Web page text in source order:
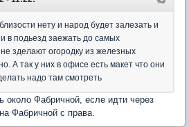
нету и народ будет залезать и
в подьезд заежать до самых
зделают огородку из железных
А так у них в офисе есть макет что они
надо там смотреть
около Фабричной, есле идти через
Фабричной с права.